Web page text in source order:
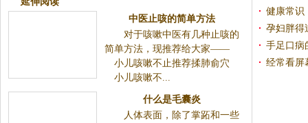
中医止咳的简单方法
对于咳嗽中医有几种止咳的
简单方法，现推荐给大家——
小儿咳嗽不止推荐揉肺俞穴
小儿咳嗽不...
什么是毛囊炎
人体表面，除了掌跖和一些
健康常识
孕妇胖得
手足口病
经常看屏